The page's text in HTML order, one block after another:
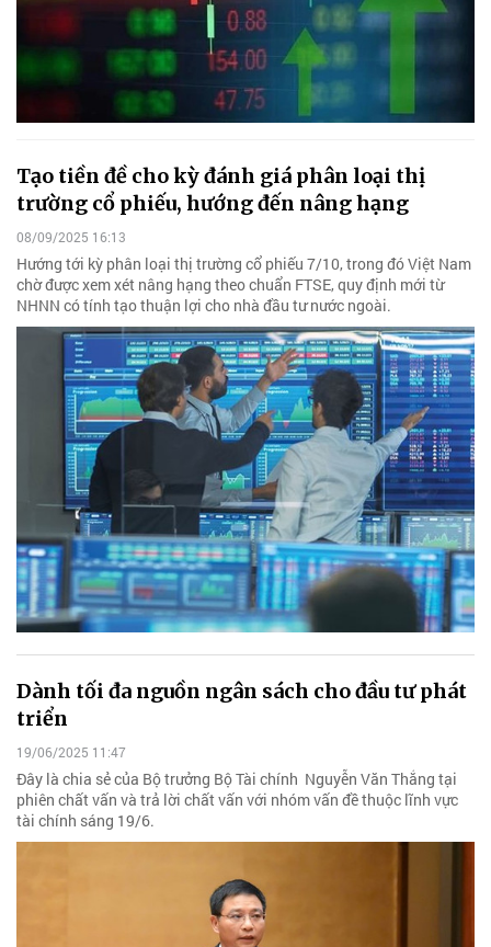
Tạo tiền đề cho kỳ đánh giá phân loại thị
trường cổ phiếu, hướng đến nâng hạng
08/09/2025 16:13
Hướng tới kỳ phân loại thị trường cổ phiếu 7/10, trong đó Việt Nam
chờ được xem xét nâng hạng theo chuẩn FTSE, quy định mới từ
NHNN có tính tạo thuận lợi cho nhà đầu tư nước ngoài.
Dành tối đa nguồn ngân sách cho đầu tư phát
triển
19/06/2025 11:47
Đây là chia sẻ của Bộ trưởng Bộ Tài chính Nguyễn Văn Thắng tại
phiên chất vấn và trả lời chất vấn với nhóm vấn đề thuộc lĩnh vực
tài chính sáng 19/6.